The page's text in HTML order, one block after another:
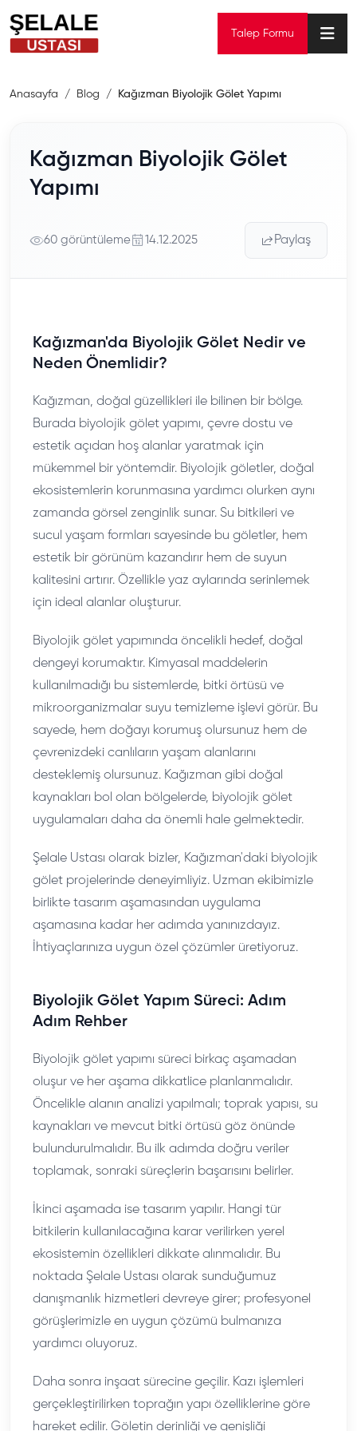
Talep Formu
Anasayfa Blog Kağızman Biyolojik Gölet Yapımı
Kağızman Biyolojik Gölet
Yapımı
60 görüntüleme 14.12.2025 Paylaş
Kağızman'da Biyolojik Gölet Nedir ve
Neden Önemlidir?
Kağızman, doğal güzellikleri ile bilinen bir bölge.
Burada biyolojik gölet yapımı, çevre dostu ve
estetik açıdan hoş alanlar yaratmak için
mükemmel bir yöntemdir. Biyolojik göletler, doğal
ekosistemlerin korunmasına yardımcı olurken aynı
zamanda görsel zenginlik sunar. Su bitkileri ve
sucul yaşam formları sayesinde bu göletler, hem
estetik bir görünüm kazandırır hem de suyun
kalitesini artırır. Özellikle yaz aylarında serinlemek
için ideal alanlar oluşturur.
Biyolojik gölet yapımında öncelikli hedef, doğal
dengeyi korumaktır. Kimyasal maddelerin
kullanılmadığı bu sistemlerde, bitki örtüsü ve
mikroorganizmalar suyu temizleme işlevi görür. Bu
sayede, hem doğayı korumuş olursunuz hem de
çevrenizdeki canlıların yaşam alanlarını
desteklemiş olursunuz. Kağızman gibi doğal
kaynakları bol olan bölgelerde, biyolojik gölet
uygulamaları daha da önemli hale gelmektedir.
Şelale Ustası olarak bizler, Kağızman'daki biyolojik
gölet projelerinde deneyimliyiz. Uzman ekibimizle
birlikte tasarım aşamasından uygulama
aşamasına kadar her adımda yanınızdayız.
İhtiyaçlarınıza uygun özel çözümler üretiyoruz.
Biyolojik Gölet Yapım Süreci: Adım
Adım Rehber
Biyolojik gölet yapımı süreci birkaç aşamadan
oluşur ve her aşama dikkatlice planlanmalıdır.
Öncelikle alanın analizi yapılmalı; toprak yapısı, su
kaynakları ve mevcut bitki örtüsü göz önünde
bulundurulmalıdır. Bu ilk adımda doğru veriler
toplamak, sonraki süreçlerin başarısını belirler.
İkinci aşamada ise tasarım yapılır. Hangi tür
bitkilerin kullanılacağına karar verilirken yerel
ekosistemin özellikleri dikkate alınmalıdır. Bu
noktada Şelale Ustası olarak sunduğumuz
danışmanlık hizmetleri devreye girer; profesyonel
görüşlerimizle en uygun çözümü bulmanıza
yardımcı oluyoruz.
Daha sonra inşaat sürecine geçilir. Kazı işlemleri
gerçekleştirilirken toprağın yapı özelliklerine göre
hareket edilir. Göletin derinliği ve genişliği